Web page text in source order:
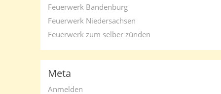
Feuerwerk Bandenburg
Feuerwerk Niedersachsen
Feuerwerk zum selber zünden
Meta
Anmelden